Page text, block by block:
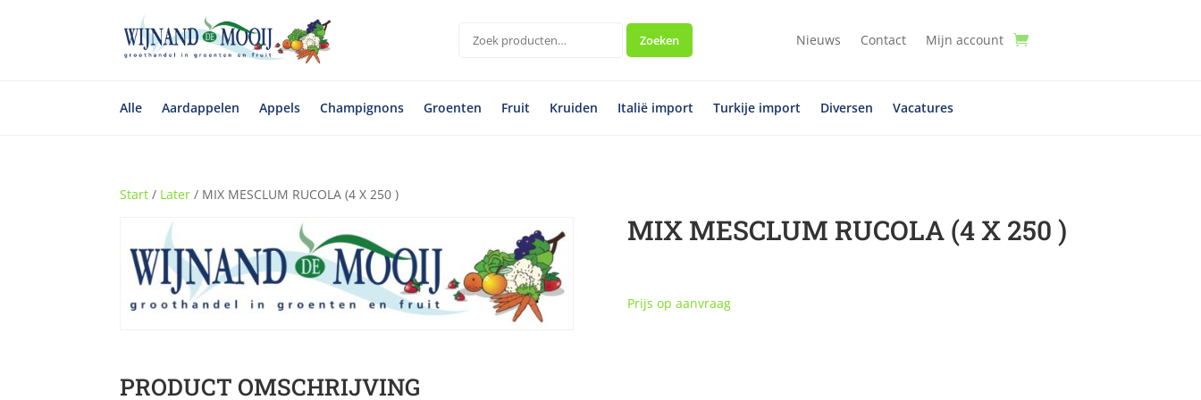
Zoeken
Zoeken Nieuws Contact Mijn account
Alle Aardappelen Appels Champignons Groenten Fruit Kruiden Italië import Turkije import Diversen Vacatures
Start / Later / MIX MESCLUM RUCOLA (4 X 250 )
MIX MESCLUM RUCOLA (4 X 250 )
Prijs op aanvraag
PRODUCT OMSCHRIJVING